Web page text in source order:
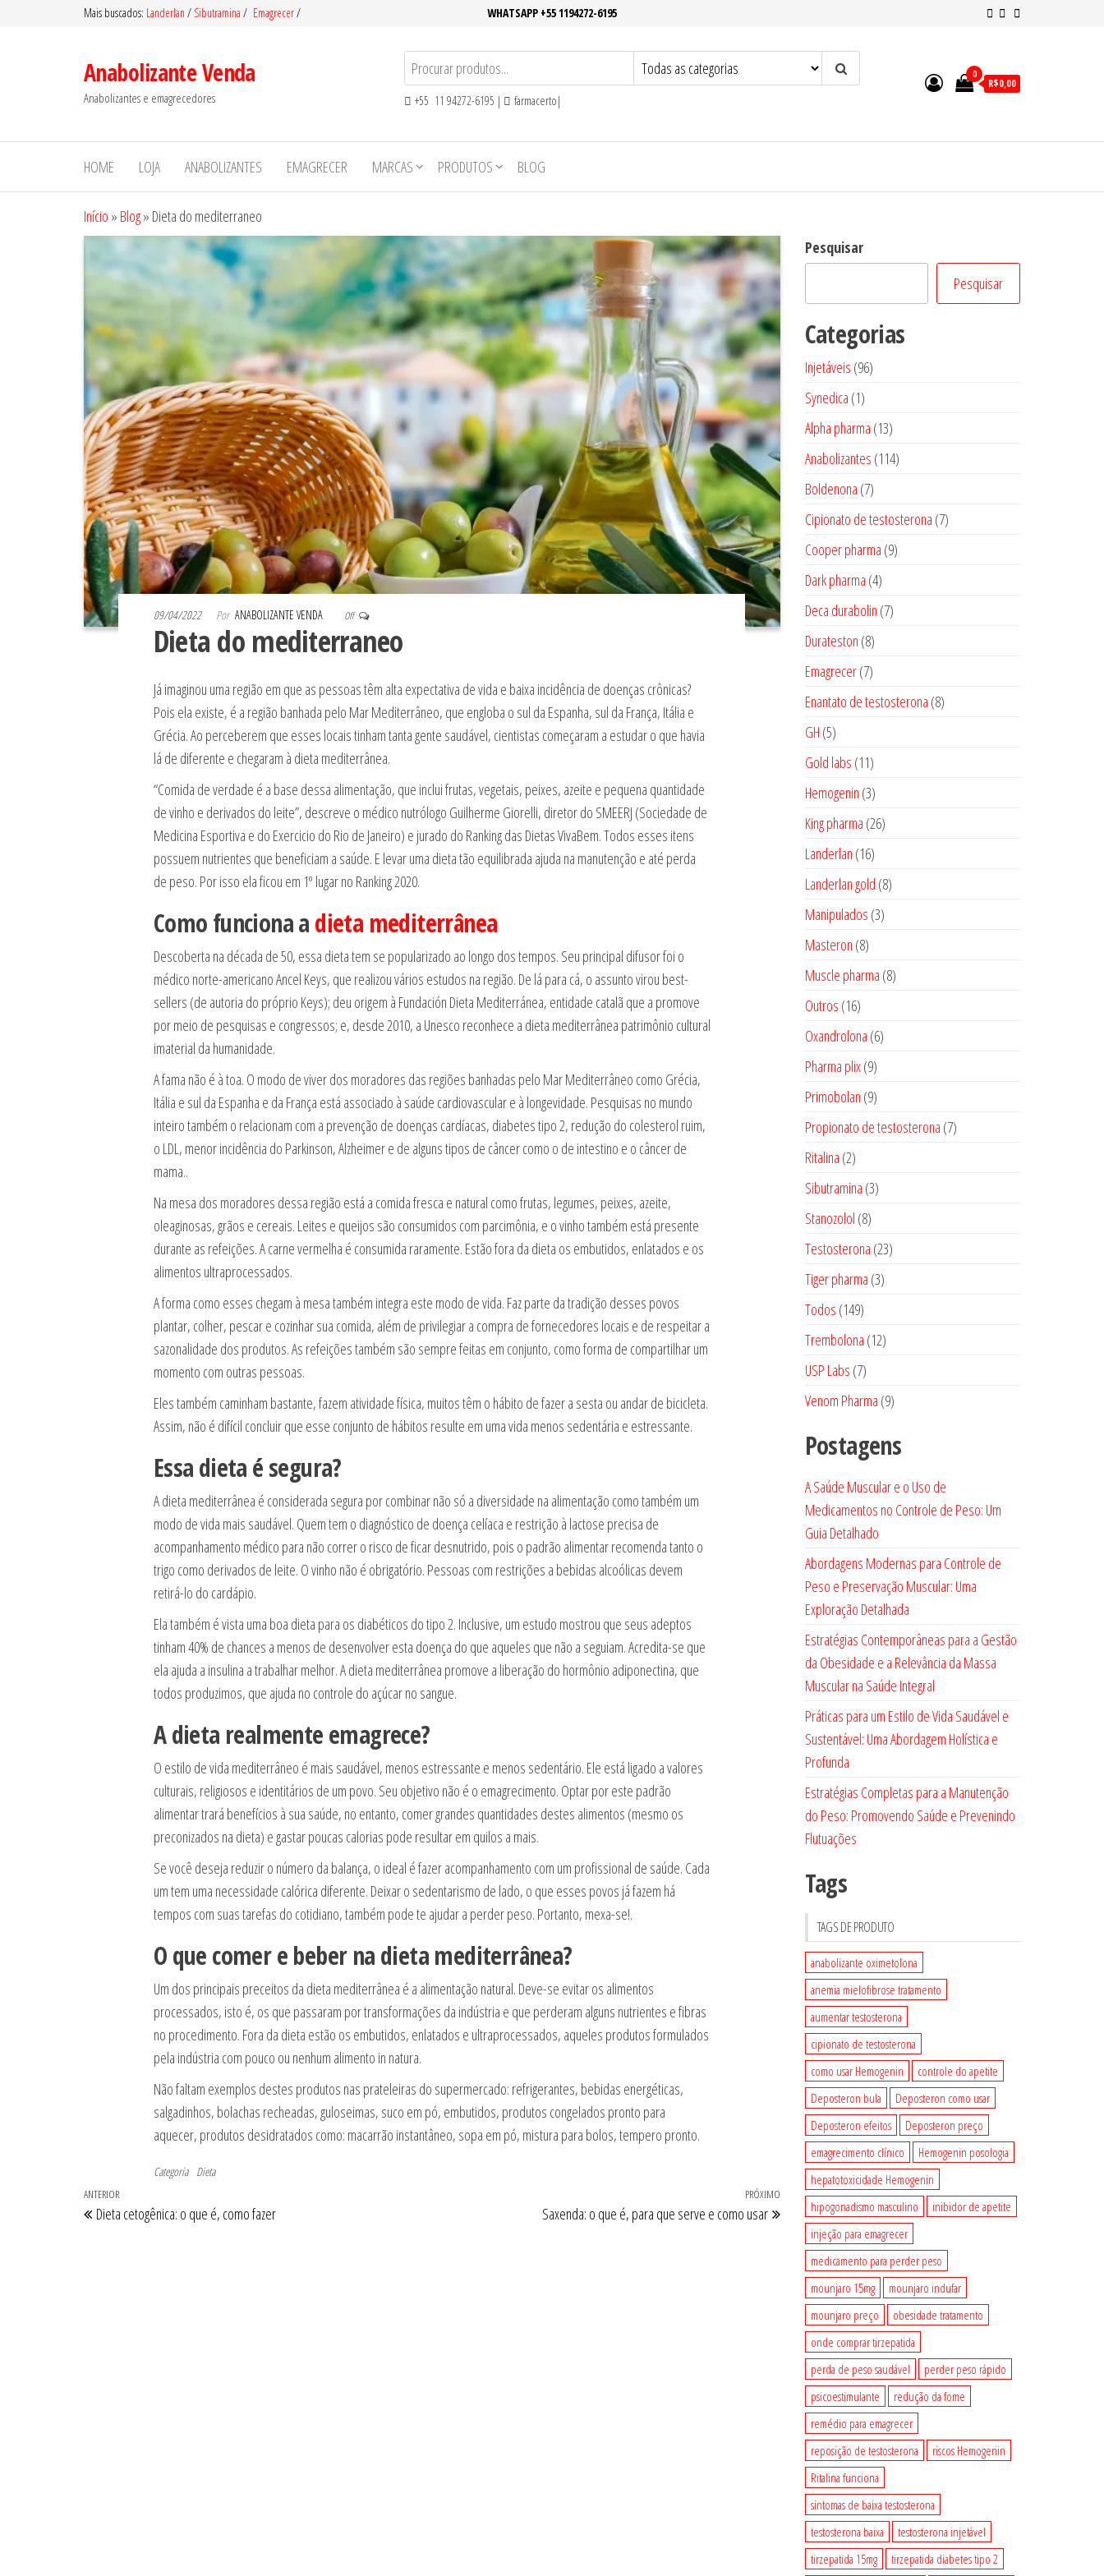
Mais buscados: Landerlan / Sibutramina / Emagrecer/ WHATSAPP +55 1194272-6195
Anabolizante Venda
Anabolizantes e emagrecedores +55 11 94272-6195 | farmacerto|
0
R$0,00
HOME LOJA ANABOLIZANTES EMAGRECER MARCAS PRODUTOS BLOG
Início » Blog» Dieta do mediterraneo
09/04/2022 Por ANABOLIZANTE VENDA Off
Dieta do mediterraneo
Já imaginou uma região em que as pessoas têm alta expectativa de vida e baixa incidência de doenças crônicas?
Pois ela existe, é a região banhada pelo Mar Mediterrâneo, que engloba o sul da Espanha, sul da França, Itália e
Grécia. Ao perceberem que esses locais tinham tanta gente saudável, cientistas começaram a estudar o que havia
lá de diferente e chegaram à dieta mediterrânea.
“Comida de verdade é a base dessa alimentação, que inclui frutas, vegetais, peixes, azeite e pequena quantidade
de vinho e derivados do leite”, descreve o médico nutrólogo Guilherme Giorelli, diretor do SMEERJ (Sociedade de
Medicina Esportiva e do Exercicio do Rio de Janeiro) e jurado do Ranking das Dietas VivaBem. Todos esses itens
possuem nutrientes que beneficiam a saúde. E levar uma dieta tão equilibrada ajuda na manutenção e até perda
de peso. Por isso ela ficou em 1º lugar no Ranking 2020.
Como funciona adieta mediterrânea
Descoberta na década de 50, essa dieta tem se popularizado ao longo dos tempos. Seu principal difusor foi o
médico norte-americano Ancel Keys, que realizou vários estudos na região. De lá para cá, o assunto virou best-
sellers (de autoria do próprio Keys); deu origem à Fundación Dieta Mediterránea, entidade catalã que a promove
por meio de pesquisas e congressos; e, desde 2010, a Unesco reconhece a dieta mediterrânea patrimônio cultural
imaterial da humanidade.
A fama não é à toa. O modo de viver dos moradores das regiões banhadas pelo Mar Mediterrâneo como Grécia,
Itália e sul da Espanha e da França está associado à saúde cardiovascular e à longevidade. Pesquisas no mundo
inteiro também o relacionam com a prevenção de doenças cardíacas, diabetes tipo 2, redução do colesterol ruim,
o LDL, menor incidência do Parkinson, Alzheimer e de alguns tipos de câncer como o de intestino e o câncer de
mama..
Na mesa dos moradores dessa região está a comida fresca e natural como frutas, legumes, peixes, azeite,
oleaginosas, grãos e cereais. Leites e queijos são consumidos com parcimônia, e o vinho também está presente
durante as refeições. A carne vermelha é consumida raramente. Estão fora da dieta os embutidos, enlatados e os
alimentos ultraprocessados.
A forma como esses chegam à mesa também integra este modo de vida. Faz parte da tradição desses povos
plantar, colher, pescar e cozinhar sua comida, além de privilegiar a compra de fornecedores locais e de respeitar a
sazonalidade dos produtos. As refeições também são sempre feitas em conjunto, como forma de compartilhar um
momento com outras pessoas.
Eles também caminham bastante, fazem atividade física, muitos têm o hábito de fazer a sesta ou andar de bicicleta.
Assim, não é difícil concluir que esse conjunto de hábitos resulte em uma vida menos sedentária e estressante.
Essa dieta é segura?
A dieta mediterrânea é considerada segura por combinar não só a diversidade na alimentação como também um
modo de vida mais saudável. Quem tem o diagnóstico de doença celíaca e restrição à lactose precisa de
acompanhamento médico para não correr o risco de ficar desnutrido, pois o padrão alimentar recomenda tanto o
trigo como derivados de leite. O vinho não é obrigatório. Pessoas com restrições a bebidas alcoólicas devem
retirá-lo do cardápio.
Ela também é vista uma boa dieta para os diabéticos do tipo 2. Inclusive, um estudo mostrou que seus adeptos
tinham 40% de chances a menos de desenvolver esta doença do que aqueles que não a seguiam. Acredita-se que
ela ajuda a insulina a trabalhar melhor. A dieta mediterrânea promove a liberação do hormônio adiponectina, que
todos produzimos, que ajuda no controle do açúcar no sangue.
A dieta realmente emagrece?
O estilo de vida mediterrâneo é mais saudável, menos estressante e menos sedentário. Ele está ligado a valores
culturais, religiosos e identitários de um povo. Seu objetivo não é o emagrecimento. Optar por este padrão
alimentar trará benefícios à sua saúde, no entanto, comer grandes quantidades destes alimentos (mesmo os
preconizados na dieta) e gastar poucas calorias pode resultar em quilos a mais.
Se você deseja reduzir o número da balança, o ideal é fazer acompanhamento com um profissional de saúde. Cada
um tem uma necessidade calórica diferente. Deixar o sedentarismo de lado, o que esses povos já fazem há
tempos com suas tarefas do cotidiano, também pode te ajudar a perder peso. Portanto, mexa-se!.
O que comer e beber na dieta mediterrânea?
Um dos principais preceitos da dieta mediterrânea é a alimentação natural. Deve-se evitar os alimentos
processados, isto é, os que passaram por transformações da indústria e que perderam alguns nutrientes e fibras
no procedimento. Fora da dieta estão os embutidos, enlatados e ultraprocessados, aqueles produtos formulados
pela indústria com pouco ou nenhum alimento in natura.
Não faltam exemplos destes produtos nas prateleiras do supermercado: refrigerantes, bebidas energéticas,
salgadinhos, bolachas recheadas, guloseimas, suco em pó, embutidos, produtos congelados pronto para
aquecer, produtos desidratados como: macarrão instantâneo, sopa em pó, mistura para bolos, tempero pronto.
Categoria Dieta
Navegação
de
Post
anterior
ANTERIOR
Dieta cetogênica: o que é, como fazer
Próximo
post
PRÓXIMO
Saxenda: o que é, para que serve e como usar
Pesquisar
Pesquisar
Categorias
Injetáveis 9696
Synedica 11
produto
Alpha pharma 1313
produtos
Anabolizantes 114114
Boldenona 77
produtos
Cipionato de testosterona 77
Cooper pharma 99
Dark pharma 44
produtos
Deca durabolin 77
Durateston 88
produtos
Emagrecer 77
produtos
Enantato de testosterona 88
GH 55
produtos
Gold labs 1111
produtos
Hemogenin 33
produtos
King pharma 2626
Landerlan 1616
produtos
Landerlan gold 88
Manipulados 33
Masteron 88
produtos
Muscle pharma 88
Outros 1616
produtos
Oxandrolona 66
Pharma plix 99
produtos
Primobolan 99
produtos
Propionato de testosterona 77
Ritalina 22
produtos
Sibutramina 33
Stanozolol 88
produtos
Testosterona 2323
Tiger pharma 33
Todos 149149
produtos
Trembolona 1212
USP Labs 77
produtos
Venom Pharma 99
Postagens
A Saúde Muscular e o Uso de
Medicamentos no Controle de Peso: Um
Guia Detalhado
Abordagens Modernas para Controle de
Peso e Preservação Muscular: Uma
Exploração Detalhada
Estratégias Contemporâneas para a Gestão
da Obesidade e a Relevância da Massa
Muscular na Saúde Integral
Práticas para um Estilo de Vida Saudável e
Sustentável: Uma Abordagem Holística e
Profunda
Estratégias Completas para a Manutenção
do Peso: Promovendo Saúde e Prevenindo
Flutuações
Tags
TAGS DE PRODUTO
anabolizante oximetolona
anemia mielofibrose tratamento
aumentar testosterona
cipionato de testosterona
como usar Hemogenin
controle do apetite
Deposteron bula
Deposteron como usar
Deposteron efeitos
Deposteron preço
emagrecimento clínico
Hemogenin posologia
hepatotoxicidade Hemogenin
hipogonadismo masculino
inibidor de apetite
injeção para emagrecer
medicamento para perder peso
mounjaro 15mg
mounjaro indufar
mounjaro preço
obesidade tratamento
onde comprar tirzepatida
perda de peso saudável
perder peso rápido
psicoestimulante
redução da fome
remédio para emagrecer
reposição de testosterona
riscos Hemogenin
Ritalina funciona
sintomas de baixa testosterona
testosterona baixa
testosterona injetável
tirzepatida 15mg
tirzepatida diabetes tipo 2